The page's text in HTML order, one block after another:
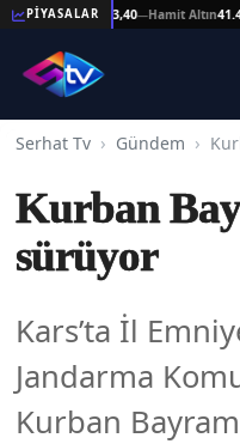
PİYASALAR
Altın41.473,40 —Hamit Altın
Serhat Tv Gündem
Kurban
sürüyor
Kars’ta İl
Jandarma
Kurban